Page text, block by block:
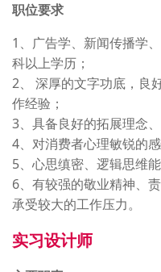
职位要求
1、广告学、新闻传播学
科以上学历；
2、 深厚的文字功底，良
作经验；
3、具备良好的拓展理念
4、对消费者心理敏锐的
5、心思缜密、逻辑思维能
6、有较强的敬业精神、
承受较大的工作压力。
实习设计师